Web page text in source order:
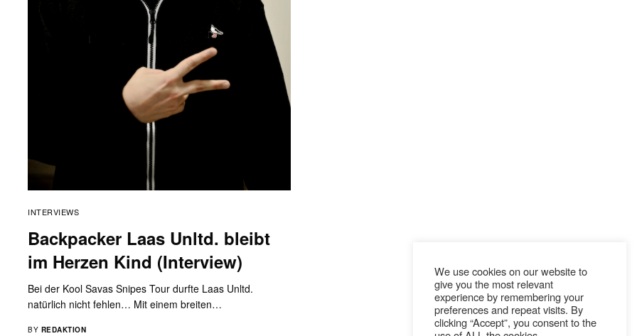
INTERVIEWS
Backpacker Laas Unltd. bleibt
im Herzen Kind (Interview)
Bei der Kool Savas Snipes Tour durfte Laas Unltd.
natürlich nicht fehlen… Mit einem breiten…
BY REDAKTION
We use cookies on our website to
give you the most relevant
experience by remembering your
preferences and repeat visits. By
clicking “Accept”, you consent to the